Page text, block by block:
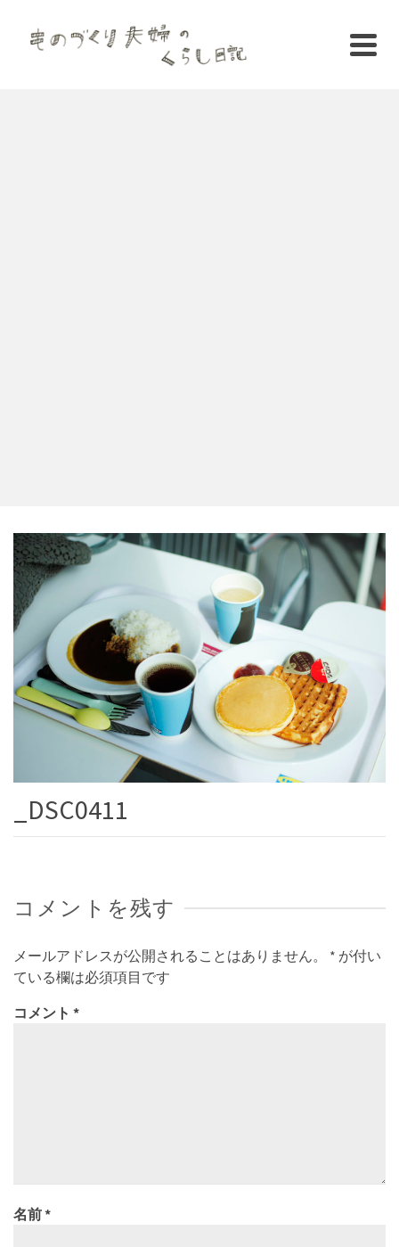
_DSC0411
コメントを残す
メールアドレスが公開されることはありません。 * が付い
ている欄は必須項目です
コメント *
名前*